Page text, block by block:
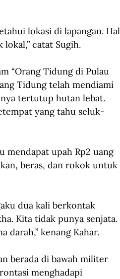
lokasi di lapangan. Hal
catat Sugih.
“Orang Tidung di Pulau
Tidung telah mendiami
tertutup hutan lebat.
yang tahu seluk-
mendapat upah Rp2 uang
beras, dan rokok untuk
dua kali berkontak
Kita tidak punya senjata.
darah,” kenang Kahar.
berada di bawah militer
menghadapi